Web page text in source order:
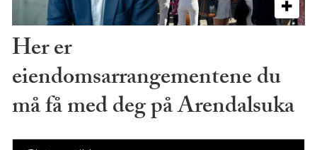
Her er
eiendomsarrangementene du
må få med deg på Arendalsuka